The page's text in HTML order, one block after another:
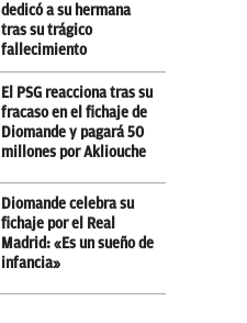
dedicó a su hermana
tras su trágico
fallecimiento
El PSG reacciona tras su
fracaso en el fichaje de
Diomande y pagará 50
millones por Akliouche
Diomande celebra su
fichaje por el Real
Madrid: «Es un sueño de
infancia»